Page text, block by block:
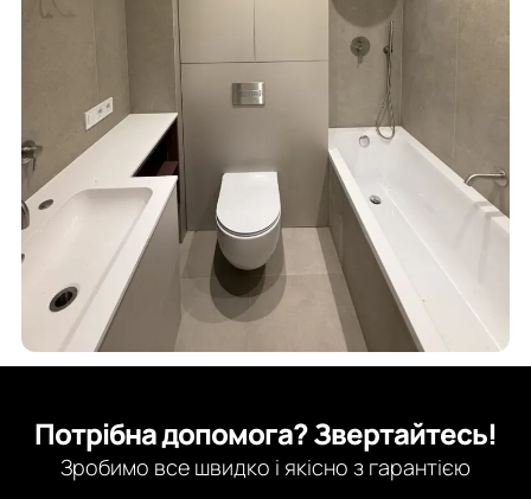
Потрібна допомога? Звертайтесь!
Зробимо все швидко і якісно з гарантією